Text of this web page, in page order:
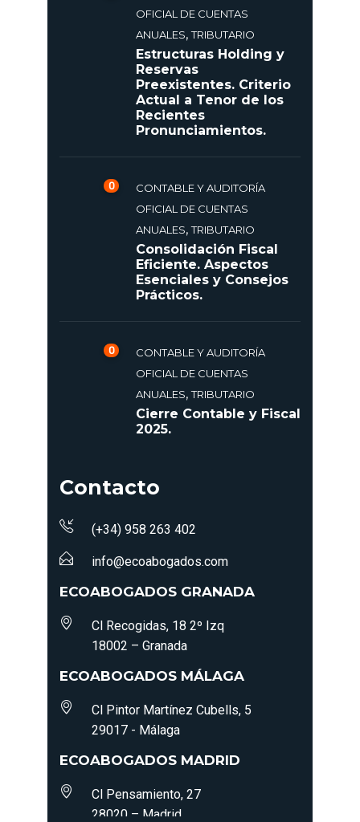
OFICIAL DE CUENTAS
ANUALES,TRIBUTARIO
Estructuras Holding y
Reservas
Preexistentes. Criterio
Actual a Tenor de los
Recientes
Pronunciamientos.
0
CONTABLE Y AUDITORÍA
OFICIAL DE CUENTAS
ANUALES,TRIBUTARIO
Consolidación Fiscal
Eficiente. Aspectos
Esenciales y Consejos
Prácticos.
0
CONTABLE Y AUDITORÍA
OFICIAL DE CUENTAS
ANUALES,TRIBUTARIO
Cierre Contable y Fiscal
2025.
Contacto
(+34) 958 263 402
info@ecoabogados.com
ECOABOGADOS GRANADA
Cl Recogidas, 18 2º Izq
18002 – Granada
ECOABOGADOS MÁLAGA
Cl Pintor Martínez Cubells, 5
29017 - Málaga
ECOABOGADOS MADRID
Cl Pensamiento, 27
28020 – Madrid